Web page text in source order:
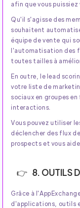
afin que vous puissiez
Qu'il s'agisse des
souhaitent
équipe de vente qui
l'automatisation des
toutes tailles à
En outre, le lead
votre liste de
sociaux en groupes
interactions.
Vous pouvez utiliser
déclencher des flux
prospects et vous
8. OUTILS
Grâce à
d'applications, outils